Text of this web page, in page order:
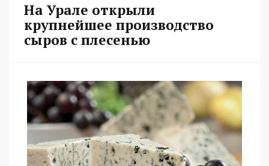
На Урале открыли
крупнейшее производство
сыров с плесенью